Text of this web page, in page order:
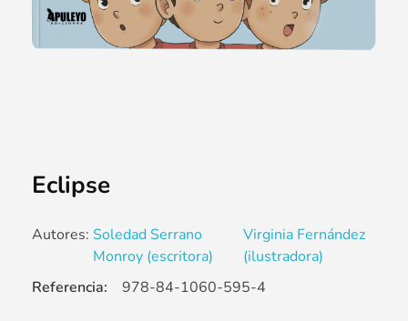
Eclipse
Autores: Soledad Serrano
Monroy (escritora)
Virginia Fernández
(ilustradora)
Referencia: 978-84-1060-595-4